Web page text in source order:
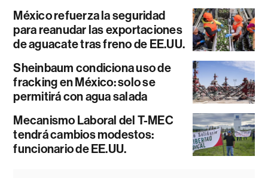
México refuerza la seguridad
para reanudar las exportaciones
de aguacate tras freno de EE.UU.
Sheinbaum condiciona uso de
fracking en México: solo se
permitirá con agua salada
Mecanismo Laboral del T-MEC
tendrá cambios modestos:
funcionario de EE.UU.